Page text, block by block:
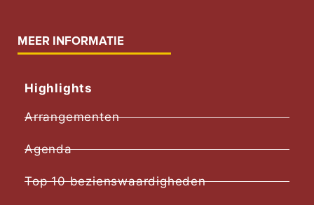
MEER INFORMATIE
Highlights
Arrangementen
Agenda
Top 10 bezienswaardigheden